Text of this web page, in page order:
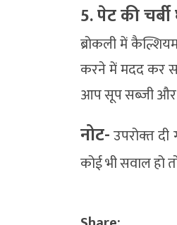
5. पेट की
ब्रोकली में
करने में मदद कर
आप सूप सब्जी
नोट-उपरोक्‍त
कोई भी सवाल हो